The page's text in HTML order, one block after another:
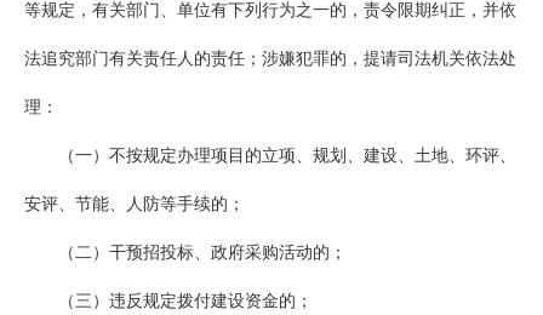
等规定，有关部门、单位有下列行为之一的，责令限期纠正，并依
法追究部门有关责任人的责任；涉嫌犯罪的，提请司法机关依法处
理：
（一）不按规定办理项目的立项、规划、建设、土地、环评、
安评、节能、人防等手续的；
（二）干预招投标、政府采购活动的；
（三）违反规定拨付建设资金的；